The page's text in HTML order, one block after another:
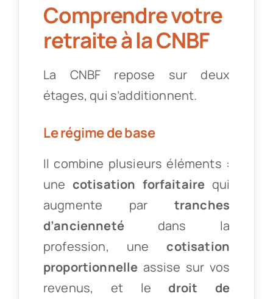
Comprendre votre
retraite à la CNBF
La CNBF repose sur deux
étages, qui s’additionnent.
Le régime de base
Il combine plusieurs éléments :
une cotisation forfaitaire qui
augmente par tranches
d’anciennetédans la
profession, unecotisation
proportionnelle assise sur vos
revenus, et ledroit de